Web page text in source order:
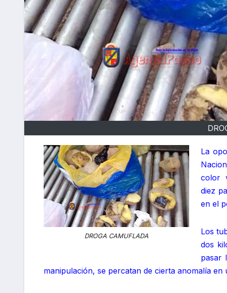
DROGA CAMUFLADA
La
color
diez
en el
Los
dos
pasar
manipulación, se percatan de cierta anomalía en